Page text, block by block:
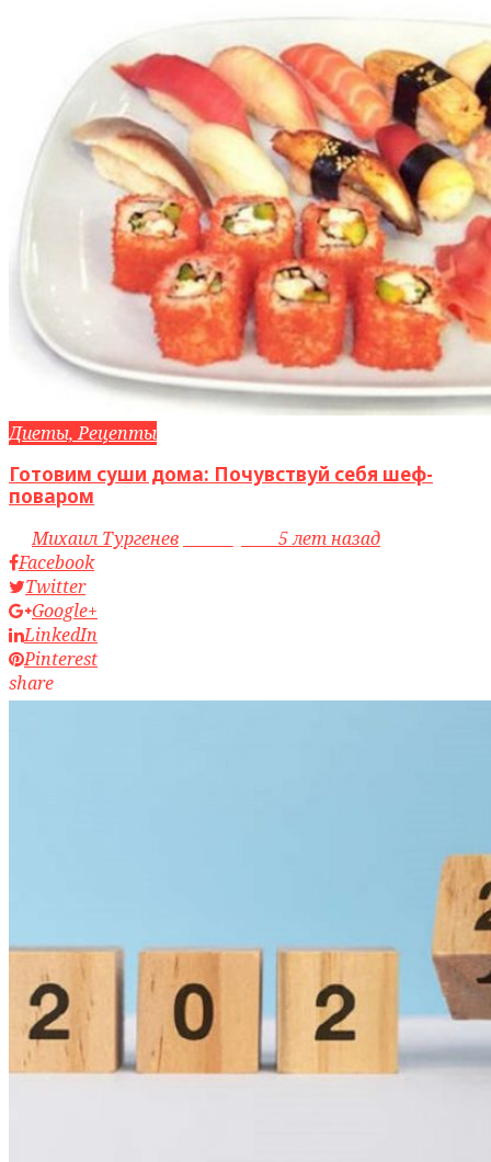
Диеты, Рецепты
Готовим суши дома: Почувствуй себя шеф-
поваром
byМихаил Тургенев
5 лет назад
Facebook
Twitter
Google+
LinkedIn
Pinterest
share